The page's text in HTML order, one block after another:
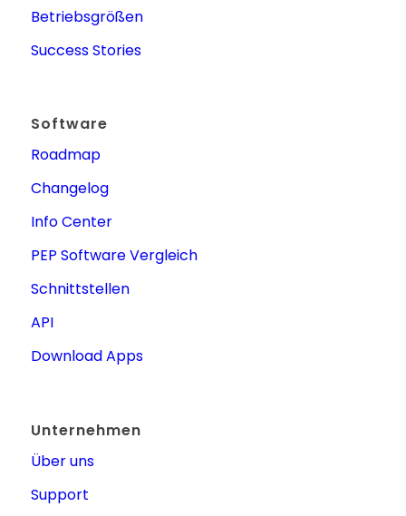
Betriebsgrößen
Success Stories
Software
Roadmap
Changelog
Info Center
PEP Software Vergleich
Schnittstellen
API
Download Apps
Unternehmen
Über uns
Support